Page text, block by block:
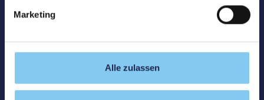
Marketing
Alle zulassen